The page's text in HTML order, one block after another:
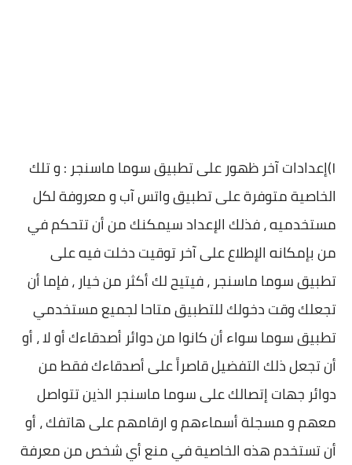
١)إعدادات آخر ظهور على تطبيق سوما ماسنجر : و تلك
الخاصية متوفرة على تطبيق واتس آب و معروفة لكل
مستخدميه ، فذلك الإعداد سيمكنك من أن تتحكم في
من بإمكانه الإطلاع على آخر توقيت دخلت فيه على
تطبيق سوما ماسنجر ، فيتيح لك أكثر من خيار ، فإما أن
تجعلك وقت دخولك للتطبيق متاحا لجميع مستخدمي
تطبيق سوما سواء أن كانوا من دوائر أصدقاءك أو لا ، أو
أن تجعل ذلك التفضيل قاصراً على أصدقاءك فقط من
دوائر جهات إتصالك على سوما ماسنجر الذين تتواصل
معهم و مسجلة أسماءهم و ارقامهم على هاتفك ، أو
أن تستخدم هذه الخاصية في منع أي شخص من معرفة